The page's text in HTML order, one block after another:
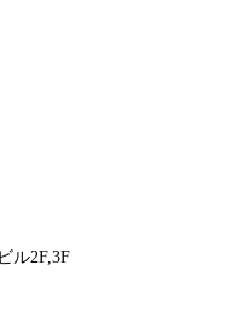
ル2F,3F